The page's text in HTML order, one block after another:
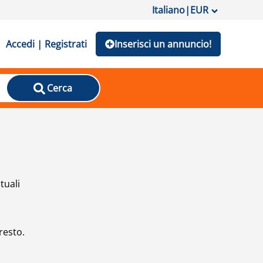
Italiano|EUR
Accedi | Registrati Inserisci un annuncio!
Cerca